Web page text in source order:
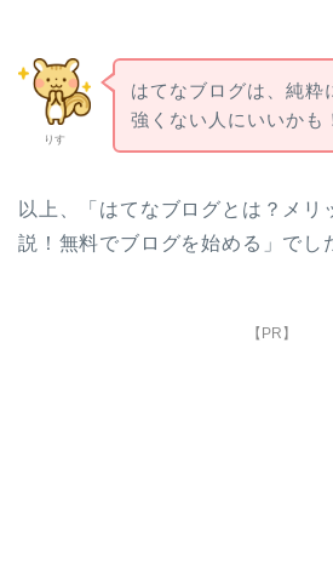
りす
はてなブログは、純粋
強くない人にいいかも
以上、「はてなブログとは？メリ
説！無料でブログを始める」でし
【PR】